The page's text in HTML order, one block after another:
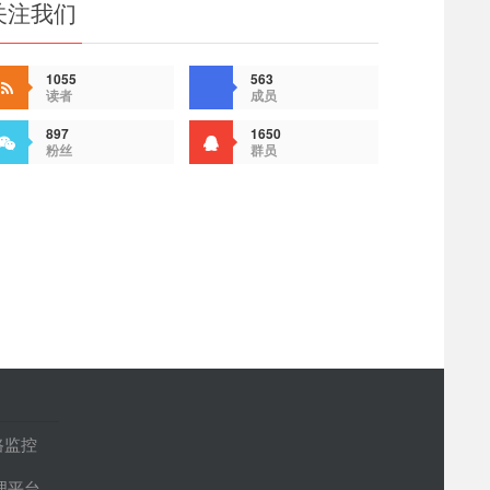
注我们
1055
读者
563
成员
897
粉丝
1650
群员
控